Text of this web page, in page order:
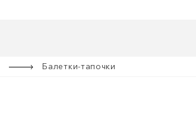
Балетки-тапочки